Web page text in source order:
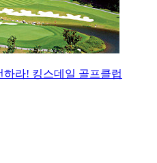
하라! 킹스데일 골프클럽